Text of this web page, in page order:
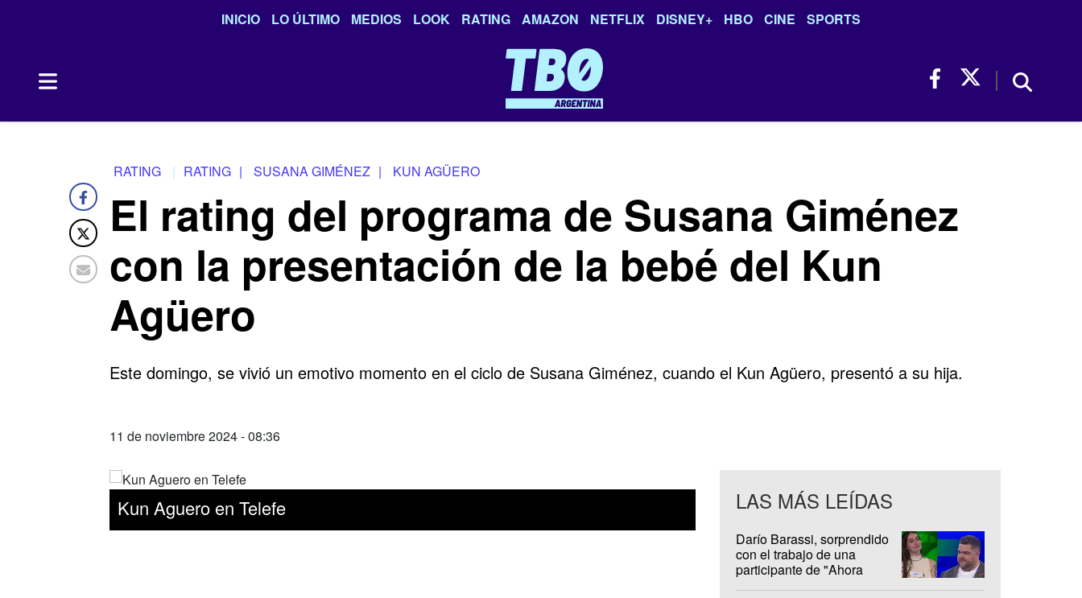
INICIO LO ÚLTIMO MEDIOS LOOK RATING AMAZON NETFLIX DISNEY+ HBO CINE SPORTS
RATING RATING | SUSANA GIMÉNEZ | KUN AGÜERO
El rating del programa de Susana Giménez
con la presentación de la bebé del Kun
Agüero
Este domingo, se vivió un emotivo momento en el ciclo de Susana Giménez, cuando el Kun Agüero, presentó a su hija.
11 de noviembre 2024 - 08:36
Kun Aguero en Telefe LAS MÁS LEÍDAS
Darío Barassi, sorprendido
con el trabajo de una
participante de "Ahora